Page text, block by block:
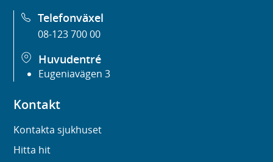
Telefonväxel
08-123 700 00
Huvudentré
Eugeniavägen 3
Kontakt
Kontakta sjukhuset
Hitta hit